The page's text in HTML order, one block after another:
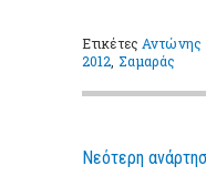
ΕτικέτεςΑντώνης
2012, Σαμαράς
Νεότερη